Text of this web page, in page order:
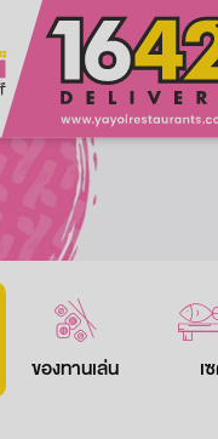
ของทานเล่น เ